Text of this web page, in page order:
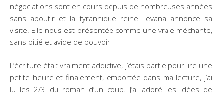
négociations sont en cours depuis de nombreuses années
sans aboutir et la tyrannique reine Levana annonce sa
visite. Elle nous est présentée comme une vraie méchante,
sans pitié et avide de pouvoir.
L’écriture était vraiment addictive, j’étais partie pour lire une
petite heure et finalement, emportée dans ma lecture, j’ai
lu les 2/3 du roman d’un coup. J’ai adoré les idées de